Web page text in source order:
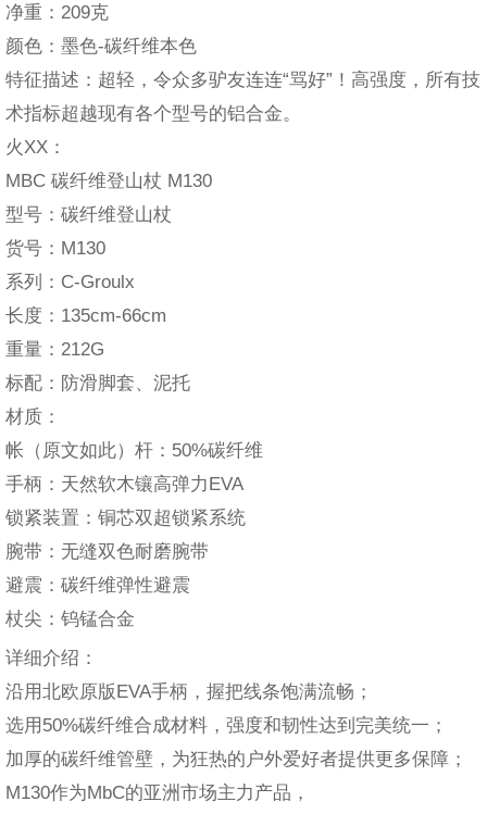
净重：209克
颜色：墨色-碳纤维本色
特征描述：超轻，令众多驴友连连“骂好”！高强度，所有技
术指标超越现有各个型号的铝合金。
火XX：
MBC 碳纤维登山杖 M130
型号：碳纤维登山杖
货号：M130
系列：C-Groulx
长度：135cm-66cm
重量：212G
标配：防滑脚套、泥托
材质：
帐（原文如此）杆：50%碳纤维
手柄：天然软木镶高弹力EVA
锁紧装置：铜芯双超锁紧系统
腕带：无缝双色耐磨腕带
避震：碳纤维弹性避震
杖尖：钨锰合金
详细介绍：
沿用北欧原版EVA手柄，握把线条饱满流畅；
选用50%碳纤维合成材料，强度和韧性达到完美统一；
加厚的碳纤维管壁，为狂热的户外爱好者提供更多保障；
M130作为MbC的亚洲市场主力产品，